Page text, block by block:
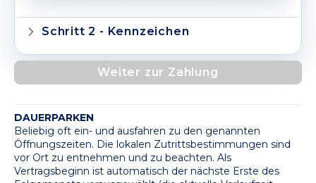
Schritt 2 - Kennzeichen
Weiter zur Zahlung
DAUERPARKEN
Beliebig oft ein- und ausfahren zu den genannten
Öffnungszeiten. Die lokalen Zutrittsbestimmungen sind
vor Ort zu entnehmen und zu beachten. Als
Vertragsbeginn ist automatisch der nächste Erste des